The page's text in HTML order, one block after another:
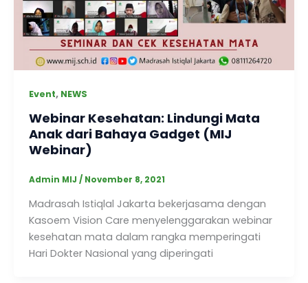
Event, NEWS
Webinar Kesehatan: Lindungi Mata
Anak dari Bahaya Gadget (MIJ
Webinar)
Admin MIJ / November 8, 2021
Madrasah Istiqlal Jakarta bekerjasama dengan
Kasoem Vision Care menyelenggarakan webinar
kesehatan mata dalam rangka memperingati
Hari Dokter Nasional yang diperingati